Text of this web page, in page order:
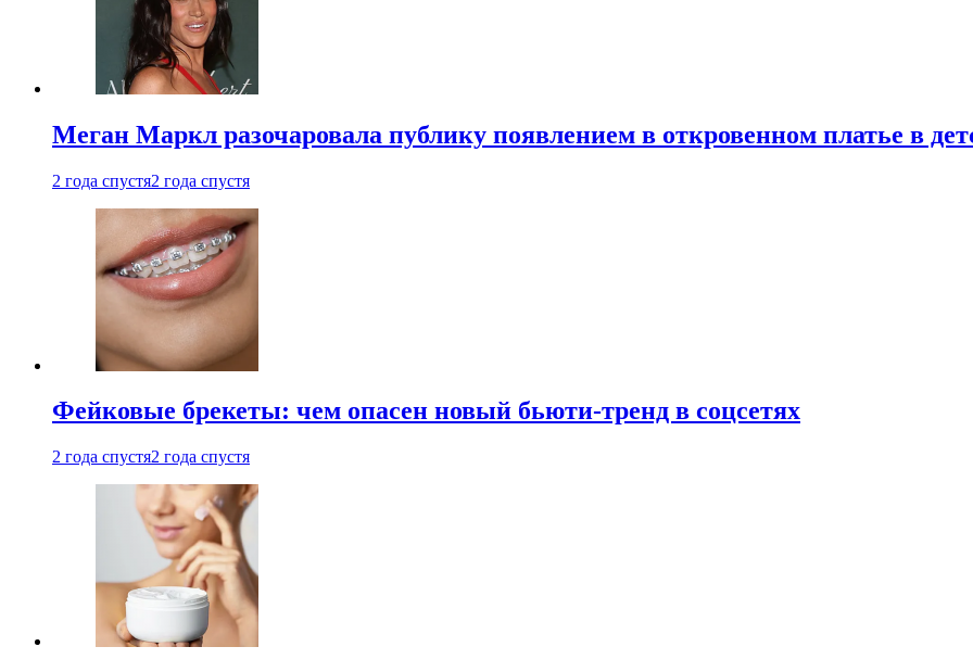
Меган Маркл разочаровала публику появлением в откровенном платье в
2 года спустя2 года спустя
Фейковые брекеты: чем опасен новый бьюти-тренд в соцсетях
2 года спустя2 года спустя